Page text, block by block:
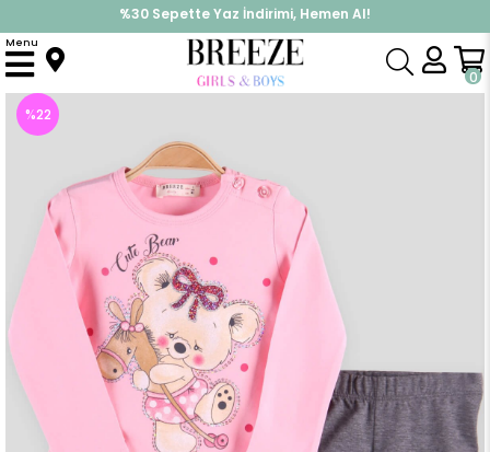
%30 Sepette Yaz İndirimi, Hemen Al!
İndirimlere ek %10 İndirimi Kap, Hemen Üye Ol!
0
Menu
Anasayfa Takımlar Tayt Takımı Kız Bebek Taytlı Takım Pullu Ayıcıklı Pembe (1 Yaş)
%22